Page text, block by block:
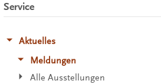
Service
Aktuelles
Meldungen
Alle Ausstellungen